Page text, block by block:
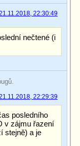
22:30:49
nečtené (i
22:29:39
posledního
v zájmu řazení
stejně) a je